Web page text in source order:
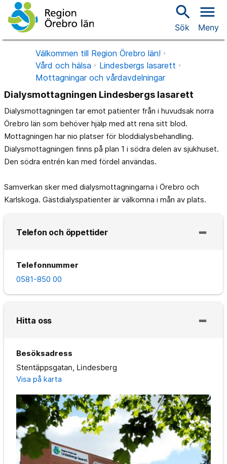
search
Sök
menu
Meny
Välkommen till Region Örebro län!
Vård och hälsa
Lindesbergs lasarett
Mottagningar och vårdavdelningar
Dialysmottagningen Lindesbergs lasarett
Dialysmottagningen tar emot patienter från i huvudsak norra
Örebro län som behöver hjälp med att rena sitt blod.
Mottagningen har nio platser för bloddialysbehandling.
Dialysmottagningen finns på plan 1 i södra delen av sjukhuset.
Den södra entrén kan med fördel användas.
Samverkan sker med dialysmottagningarna i Örebro och
Karlskoga. Gästdialyspatienter är välkomna i mån av plats.
Telefon och öppettider
Telefonnummer
0581-850 00
Hitta oss
Besöksadress
Stentäppsgatan, Lindesberg
Visa på karta